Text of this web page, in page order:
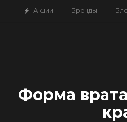
Акции Бренды
Форма